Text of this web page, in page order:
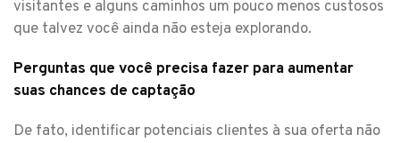
visitantes e alguns caminhos um pouco menos custosos
que talvez você ainda não esteja explorando.
Perguntas que você precisa fazer para aumentar
suas chances de captação
De fato, identificar potenciais clientes à sua oferta não